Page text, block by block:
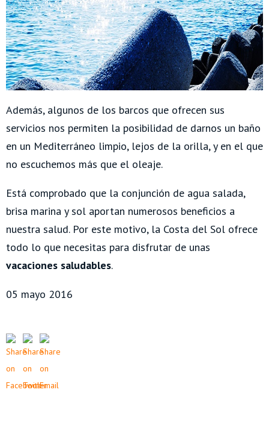
Además, algunos de los barcos que ofrecen sus
servicios nos permiten la posibilidad de darnos un baño
en un Mediterráneo limpio, lejos de la orilla, y en el que
no escuchemos más que el oleaje.
Está comprobado que la conjunción de agua salada,
brisa marina y sol aportan numerosos beneficios a
nuestra salud. Por este motivo, la Costa del Sol ofrece
todo lo que necesitas para disfrutar de unas
vacaciones saludables.
05 mayo 2016